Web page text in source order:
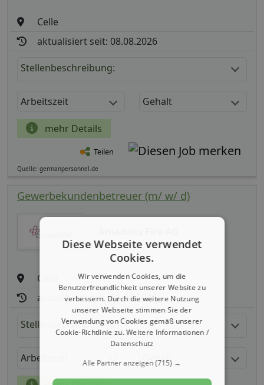
Celle
aktualisiert seit: 08.08.2026
Stellenbeschreibung:
Arbeitszeit Gehalt
mehr Details
Teilen
Quelle: germanpersonnel.de
Gewerbekundenbetreuer (m/ w/ d)
Celle
aktualisiert seit: 08.08.2026
Stellenbeschreibung:
Arbeitszeit Gehalt
Diese Webseite verwendet
Cookies.
Wir verwenden Cookies, um die
Benutzerfreundlichkeit unserer Website zu
verbessern. Durch die weitere Nutzung
unserer Webseite stimmen Sie der
Verwendung von Cookies gemäß unserer
Cookie-Richtlinie zu.Weitere Informationen /
Datenschutz
Alle Partner anzeigen(715) →